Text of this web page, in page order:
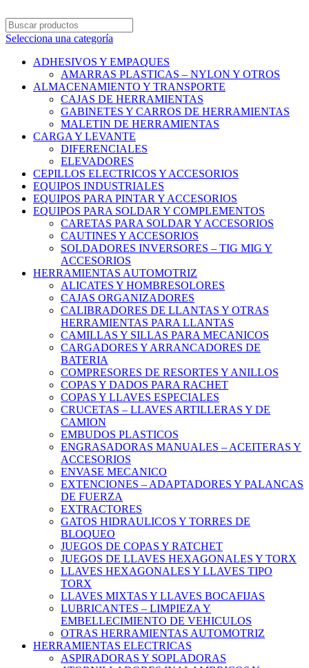
Selecciona una categoría
ADHESIVOS Y EMPAQUES
AMARRAS PLASTICAS – NYLON Y OTROS
ALMACENAMIENTO Y TRANSPORTE
CAJAS DE HERRAMIENTAS
GABINETES Y CARROS DE HERRAMIENTAS
MALETIN DE HERRAMIENTAS
CARGA Y LEVANTE
DIFERENCIALES
ELEVADORES
CEPILLOS ELECTRICOS Y ACCESORIOS
EQUIPOS INDUSTRIALES
EQUIPOS PARA PINTAR Y ACCESORIOS
EQUIPOS PARA SOLDAR Y COMPLEMENTOS
CARETAS PARA SOLDAR Y ACCESORIOS
CAUTINES Y ACCESORIOS
SOLDADORES INVERSORES – TIG MIG Y
ACCESORIOS
HERRAMIENTAS AUTOMOTRIZ
ALICATES Y HOMBRESOLORES
CAJAS ORGANIZADORES
CALIBRADORES DE LLANTAS Y OTRAS
HERRAMIENTAS PARA LLANTAS
CAMILLAS Y SILLAS PARA MECANICOS
CARGADORES Y ARRANCADORES DE
BATERIA
COMPRESORES DE RESORTES Y ANILLOS
COPAS Y DADOS PARA RACHET
COPAS Y LLAVES ESPECIALES
CRUCETAS – LLAVES ARTILLERAS Y DE
CAMION
EMBUDOS PLASTICOS
ENGRASADORAS MANUALES – ACEITERAS Y
ACCESORIOS
ENVASE MECANICO
EXTENCIONES – ADAPTADORES Y PALANCAS
DE FUERZA
EXTRACTORES
GATOS HIDRAULICOS Y TORRES DE
BLOQUEO
JUEGOS DE COPAS Y RATCHET
JUEGOS DE LLAVES HEXAGONALES Y TORX
LLAVES HEXAGONALES Y LLAVES TIPO
TORX
LLAVES MIXTAS Y LLAVES BOCAFIJAS
LUBRICANTES – LIMPIEZA Y
EMBELLECIMIENTO DE VEHICULOS
OTRAS HERRAMIENTAS AUTOMOTRIZ
HERRAMIENTAS ELECTRICAS
ASPIRADORAS Y SOPLADORAS